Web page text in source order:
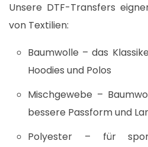
Unsere DTF-Transfers
von Textilien:​
Baumwolle – das
Hoodies und Polos
Mischgewebe –
bessere Passform und
Polyester – für